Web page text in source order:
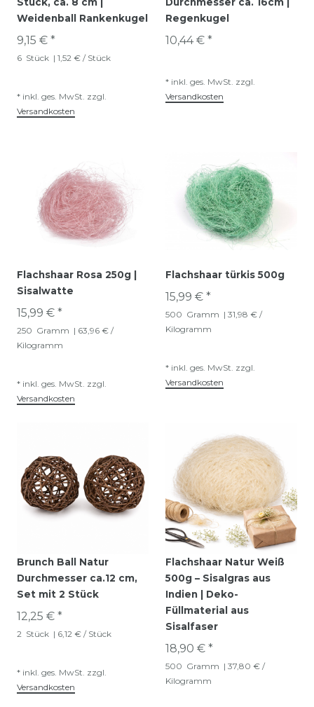
Weidenball Rankenkugel
9,15 € *
6 Stück | 1,52 € / Stück
* inkl. ges. MwSt. zzgl.
Versandkosten
Regenkugel
10,44 € *
* inkl. ges. MwSt. zzgl.
Versandkosten
Flachshaar Rosa 250g |
Sisalwatte
15,99 € *
250 Gramm | 63,96 € /
Kilogramm
* inkl. ges. MwSt. zzgl.
Versandkosten
Flachshaar türkis 500g
15,99 € *
500 Gramm | 31,98 € /
Kilogramm
* inkl. ges. MwSt. zzgl.
Versandkosten
Brunch Ball Natur
Durchmesser ca.12 cm,
Set mit 2 Stück
12,25 € *
2 Stück | 6,12 € / Stück
* inkl. ges. MwSt. zzgl.
Versandkosten
Flachshaar Natur Weiß
500g – Sisalgras aus
Indien | Deko-
Füllmaterial aus
Sisalfaser
18,90 € *
500 Gramm | 37,80 € /
Kilogramm